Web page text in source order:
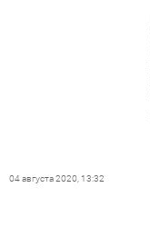
04 августа 2020, 13:32